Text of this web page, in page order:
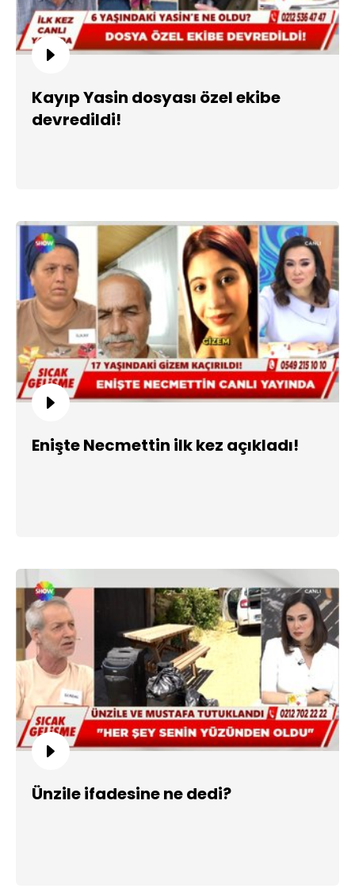
Kayıp Yasin dosyası özel ekibe
devredildi!
Enişte Necmettin ilk kez açıkladı!
Ünzile ifadesine ne dedi?